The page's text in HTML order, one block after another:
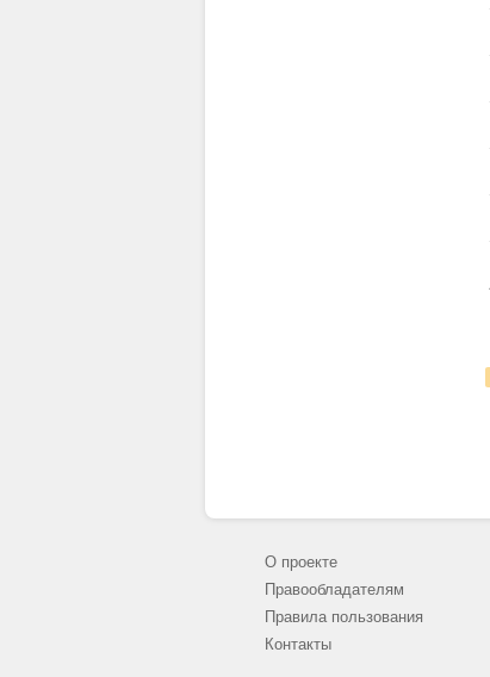
О проекте
Правообладателям
Правила пользования
Контакты